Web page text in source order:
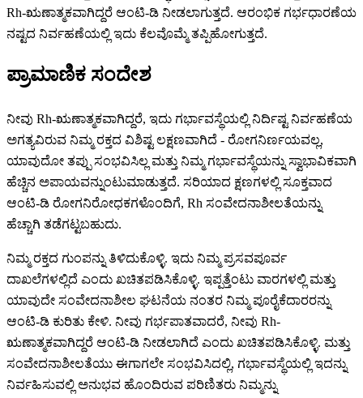
Rh-ಋಣಾತ್ಮಕವಾಗಿದ್ದರೆ ಆಂಟಿ-ಡಿ ನೀಡಲಾಗುತ್ತದೆ. ಆರಂಭಿಕ ಗರ್ಭಧಾರಣೆಯ
ನಷ್ಟದ ನಿರ್ವಹಣೆಯಲ್ಲಿ ಇದು ಕೆಲವೊಮ್ಮೆ ತಪ್ಪಿಹೋಗುತ್ತದೆ.
ಪ್ರಾಮಾಣಿಕ ಸಂದೇಶ
ನೀವು Rh-ಋಣಾತ್ಮಕವಾಗಿದ್ದರೆ, ಇದು ಗರ್ಭಾವಸ್ಥೆಯಲ್ಲಿ ನಿರ್ದಿಷ್ಟ ನಿರ್ವಹಣೆಯ
ಅಗತ್ಯವಿರುವ ನಿಮ್ಮ ರಕ್ತದ ವಿಶಿಷ್ಟ ಲಕ್ಷಣವಾಗಿದೆ - ರೋಗನಿರ್ಣಯವಲ್ಲ,
ಯಾವುದೋ ತಪ್ಪು ಸಂಭವಿಸಿಲ್ಲ ಮತ್ತು ನಿಮ್ಮ ಗರ್ಭಾವಸ್ಥೆಯನ್ನು ಸ್ವಾಭಾವಿಕವಾಗಿ
ಹೆಚ್ಚಿನ ಅಪಾಯವನ್ನುಂಟುಮಾಡುತ್ತದೆ. ಸರಿಯಾದ ಕ್ಷಣಗಳಲ್ಲಿ ಸೂಕ್ತವಾದ
ಆಂಟಿ-ಡಿ ರೋಗನಿರೋಧಕಗಳೊಂದಿಗೆ, Rh ಸಂವೇದನಾಶೀಲತೆಯನ್ನು
ಹೆಚ್ಚಾಗಿ ತಡೆಗಟ್ಟಬಹುದು.
ನಿಮ್ಮ ರಕ್ತದ ಗುಂಪನ್ನು ತಿಳಿದುಕೊಳ್ಳಿ. ಇದು ನಿಮ್ಮ ಪ್ರಸವಪೂರ್ವ
ದಾಖಲೆಗಳಲ್ಲಿದೆ ಎಂದು ಖಚಿತಪಡಿಸಿಕೊಳ್ಳಿ. ಇಪ್ಪತ್ತೆಂಟು ವಾರಗಳಲ್ಲಿ ಮತ್ತು
ಯಾವುದೇ ಸಂವೇದನಾಶೀಲ ಘಟನೆಯ ನಂತರ ನಿಮ್ಮ ಪೂರೈಕೆದಾರರನ್ನು
ಆಂಟಿ-ಡಿ ಕುರಿತು ಕೇಳಿ. ನೀವು ಗರ್ಭಪಾತವಾದರೆ, ನೀವು Rh-
ಋಣಾತ್ಮಕವಾಗಿದ್ದರೆ ಆಂಟಿ-ಡಿ ನೀಡಲಾಗಿದೆ ಎಂದು ಖಚಿತಪಡಿಸಿಕೊಳ್ಳಿ. ಮತ್ತು
ಸಂವೇದನಾಶೀಲತೆಯು ಈಗಾಗಲೇ ಸಂಭವಿಸಿದಲ್ಲಿ, ಗರ್ಭಾವಸ್ಥೆಯಲ್ಲಿ ಇದನ್ನು
ನಿರ್ವಹಿಸುವಲ್ಲಿ ಅನುಭವ ಹೊಂದಿರುವ ಪರಿಣಿತರು ನಿಮ್ಮನ್ನು